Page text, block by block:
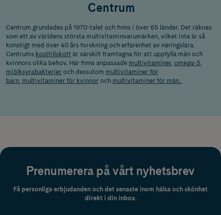
Centrum
Centrum grundades på 1970-talet och finns i över 65 länder. Det räknas
som ett av världens största multivitaminvarumärken, vilket inte är så
konstigt med över 40 års forskning och erfarenhet av näringslära. ​
Centrums kosttillskott är särskilt framtagna för att uppfylla män och
kvinnors olika behov. Här finns anpassade multivitaminer, omega-3,
mjölksyrabakterier och dessutom multivitaminer för
barn, multivitaminer för kvinnor och multivitaminer för män.
Prenumerera på vårt nyhetsbrev
Få personliga erbjudanden och det senaste inom hälsa och skönhet
direkt i din inbox.